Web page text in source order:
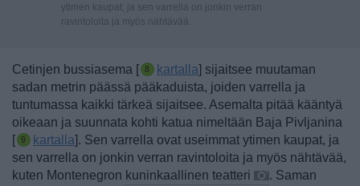
ytimen kaupat, ja sen varrella on jonkin verran
ravintoloita ja myös nähtävää.
Cetinjen bussiasema [ kartalla ] sijaitsee muutaman
sadan metrin päässä pääkaduista, joiden varrella ja
tuntumassa kaikki tärkeä sijaitsee. Asemalta pitää kääntyä
oikeaan ja suunnata kohti katua nimeltään Baja Pivljanina
kartalla ]. Sen varrella ovat useimmat ytimen kaupat, ja
sen varrella on jonkin verran ravintoloita ja myös nähtävää,
kuten Montenegron kuninkaallinen teatteri . Saman